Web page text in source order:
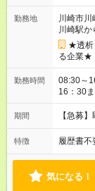
勤務地
川崎市川
川崎駅
★透析
る企業★
勤務時間
08:30～
16：30
期間 【急募
特徴 履歴書不
気になる！